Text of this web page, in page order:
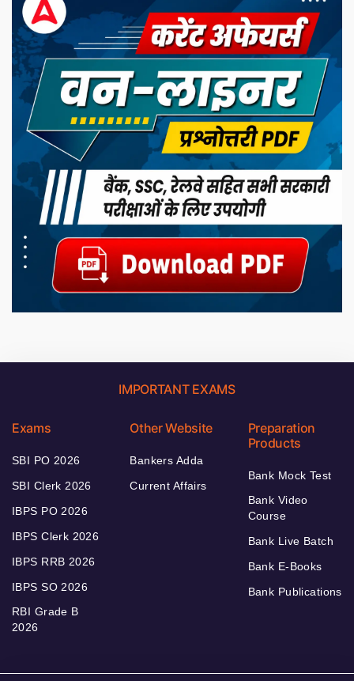
IMPORTANT EXAMS
Exams
SBI PO 2026
SBI Clerk 2026
IBPS PO 2026
IBPS Clerk 2026
IBPS RRB 2026
IBPS SO 2026
RBI Grade B
2026
Other Website
Bankers Adda
Current Affairs
Preparation
Products
Bank Mock Test
Bank Video
Course
Bank Live Batch
Bank E-Books
Bank Publications